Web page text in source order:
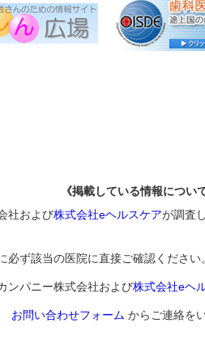
《掲載している情報につい
社および株式会社eヘルスケアが調査
ず該当の医院に直接ご確認ください。
ンパニー株式会社および株式会社eヘ
お問い合わせフォーム からご連絡を